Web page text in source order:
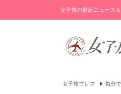
女子旅の最新ニュース
女子旅プレス 気分